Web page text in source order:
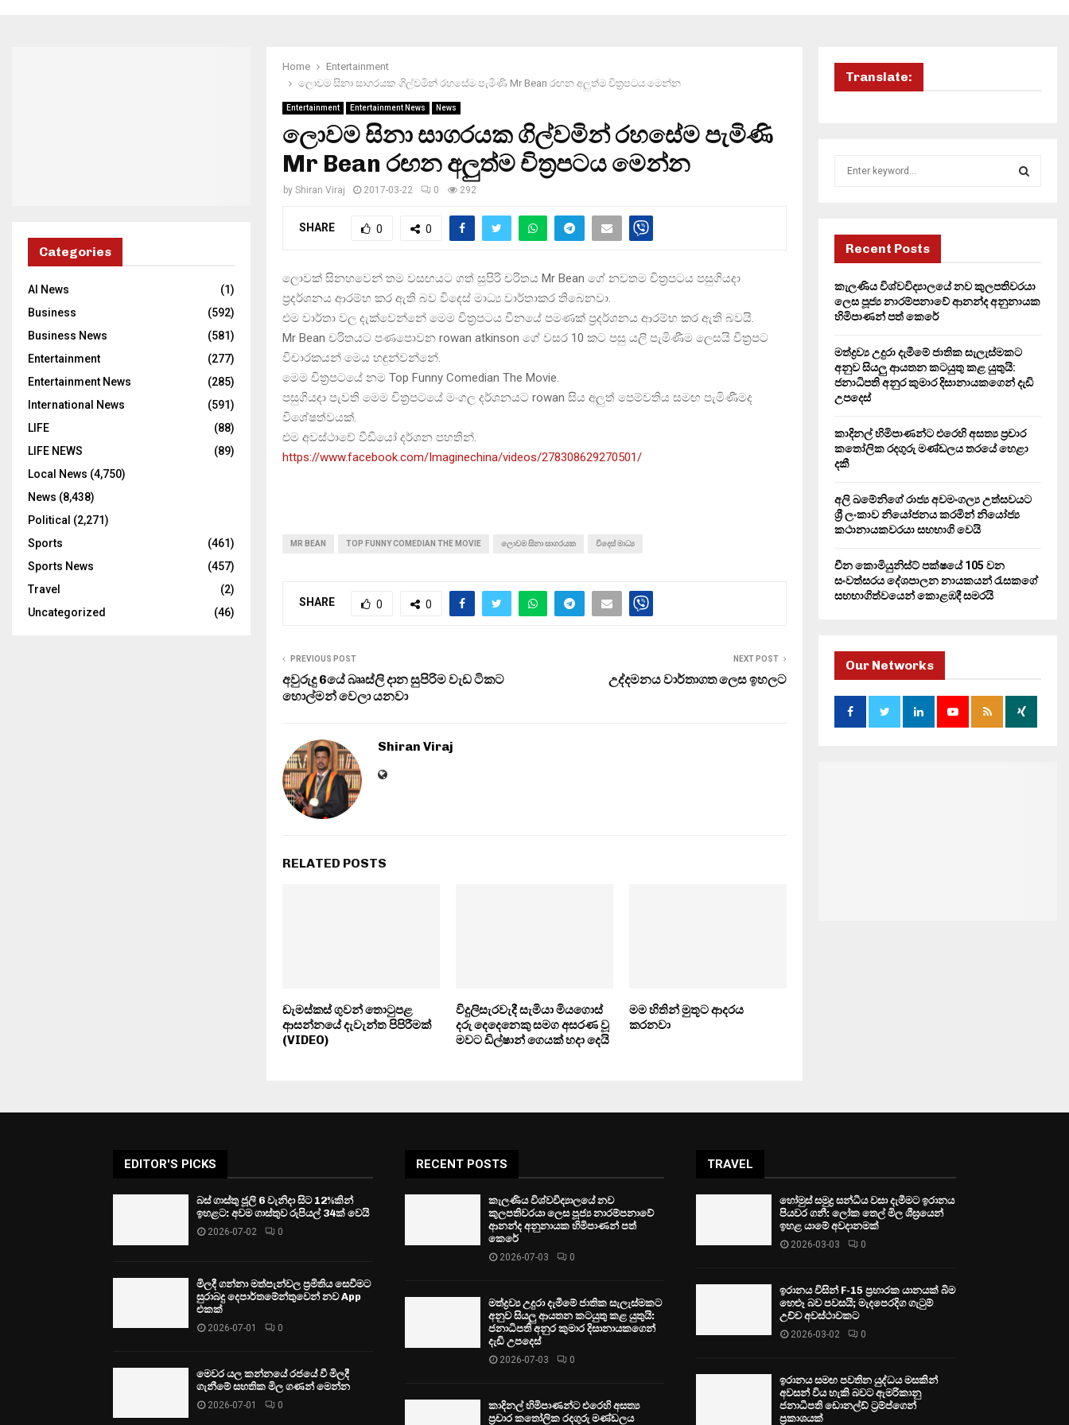
Home
Entertainment
ලොවම සිනා සාගරයක ගිල්වමින් රහසේම පැමිණි Mr Bean රඟන අලුත්ම චිත්‍රපටය මෙන්න
Entertainment Entertainment News News
ලොවම සිනා සාගරයක ගිල්වමින් රහසේම පැමිණි
Mr Bean රඟන අලුත්ම චිත්‍රපටය මෙන්න
by Shiran Viraj 2017-03-22 0 292
SHARE 0 0
ලොවක් සිනහවෙන් තම වසඟයට ගත් සුපිරි චරිතය Mr Bean ගේ නවතම චිත්‍රපටය පසුගියදා
ප්‍රදර්ශනය ආරම්භ කර ඇති බව විදෙස් මාධ්‍ය වාර්තාකර තිබෙනවා.
එම වාර්තා වල දැක්වෙන්නේ මෙම චිත්‍රපටය චීනයේ පමණක් ප්‍රදර්ශනය ආරම්භ කර ඇති බවයි.
Mr Bean චරිතයට පණපොවන rowan atkinson ගේ වසර 10 කට පසු යලි පැමිණීම ලෙසයි චිත්‍රපට
විචාරකයන් මෙය හඳුන්වන්නේ.
මෙම චිත්‍රපටයේ නම Top Funny Comedian The Movie.
පසුගියදා පැවති මෙම චිත්‍රපටයේ මංගල දර්ශනයට rowan සිය අලුත් පෙම්වතිය සමඟ පැමිණීමද
විශේෂත්වයක්.
එම අවස්ථාවේ වීඩියෝ දර්ශන පහතින්.
https://www.facebook.com/Imaginechina/videos/278308629270501/
MR BEAN TOP FUNNY COMEDIAN THE MOVIE ලොවම සිනා සාගරයක විදෙස් මාධ්‍ය
SHARE 0 0
PREVIOUS POST
අවුරුදු 6යේ බෲස්ලි දාන සුපිරිම වැඩ ටිකට
හොල්මන් වෙලා යනවා
NEXT POST
උද්දමනය වාර්තාගත ලෙස ඉහලට
Shiran Viraj
RELATED POSTS
ඩැමස්කස් ගුවන් තොටුපළ
ආසන්නයේ දැවැන්ත පිපිරීමක්
(VIDEO)
විදුලිසැරවැදී සැමියා මියගොස්
දරු දෙදෙනෙකු සමග අසරණ වූ
මවට ඩිල්ෂාන් ගෙයක් හදා දෙයි
මම හිතින් මුතූට ආදරය
කරනවා
Categories
AI News
(1)
Business
(592)
Business News
(581)
Entertainment
(277)
Entertainment News
(285)
International News
(591)
LIFE
(88)
LIFE NEWS
(89)
Local News (4,750)
News (8,438)
Political (2,271)
Sports
(461)
Sports News
(457)
Travel
(2)
Uncategorized
(46)
Translate:
f
r
:
R
Recent Posts
කැලණිය විශ්වවිද්‍යාලයේ නව කුලපතිවරයා
ලෙස පූජ්‍ය නාරම්පනාවේ ආනන්ද අනුනායක
හිමිපාණන් පත් කෙරේ
මත්ද්‍රව්‍ය උදුරා දැමීමේ ජාතික සැලැස්මකට
අනුව සියලු ආයතන කටයුතු කළ යුතුයි:
ජනාධිපති අනුර කුමාර දිසානායකගෙන් දැඩි
උපදෙස්
කාදිනල් හිමිපාණන්ට එරෙහි අසත්‍ය ප්‍රචාර
කතෝලික රදගුරු මණ්ඩලය තරයේ හෙළා
දකී
අලි ඛමේනිගේ රාජ්‍ය අවමංගල්‍ය උත්සවයට
ශ්‍රී ලංකාව නියෝජනය කරමින් නියෝජ්‍ය
කථානායකවරයා සහභාගි වෙයි
චීන කොමියුනිස්ට් පක්ෂයේ 105 වන
සංවත්සරය දේශපාලන නායකයන් රැසකගේ
සහභාගිත්වයෙන් කොළඹදී සමරයි
Our Networks
EDITOR'S PICKS
බස් ගාස්තු ජූලි 6 වැනිදා සිට 12%කින්
ඉහළට: අවම ගාස්තුව රුපියල් 34ක් වෙයි
2026-07-02 0
මිලදී ගන්නා මත්පැන්වල ප්‍රමිතිය සෙවීමට
සුරාබදු දෙපාර්තමේන්තුවෙන් නව App
එකක්
2026-07-01 0
මෙවර යල කන්නයේ රජයේ වී මිලදී
ගැනීමේ සහතික මිල ගණන් මෙන්න
2026-07-01 0
RECENT POSTS
කැලණිය විශ්වවිද්‍යාලයේ නව
කුලපතිවරයා ලෙස පූජ්‍ය නාරම්පනාවේ
ආනන්ද අනුනායක හිමිපාණන් පත්
කෙරේ
2026-07-03 0
මත්ද්‍රව්‍ය උදුරා දැමීමේ ජාතික සැලැස්මකට
අනුව සියලු ආයතන කටයුතු කළ යුතුයි:
ජනාධිපති අනුර කුමාර දිසානායකගෙන්
දැඩි උපදෙස්
2026-07-03 0
කාදිනල් හිමිපාණන්ට එරෙහි අසත්‍ය
ප්‍රචාර කතෝලික රදගුරු මණ්ඩලය
TRAVEL
හෝමුස් සමුද්‍ර සන්ධිය වසා දැමීමට ඉරානය
පියවර ගනී: ලෝක තෙල් මිල ශීඝ්‍රයෙන්
ඉහළ යාමේ අවදානමක්
2026-03-03 0
ඉරානය විසින් F-15 ප්‍රහාරක යානයක් බිම
හෙළූ බව පවසයි; මැදපෙරදිග ගැටුම්
උච්ච අවස්ථාවකට
2026-03-02 0
ඉරානය සමඟ පවතින යුද්ධය මසකින්
අවසන් විය හැකි බවට ඇමරිකානු
ජනාධිපති ඩොනල්ඩ් ට්‍රම්ප්ගෙන්
ප්‍රකාශයක්